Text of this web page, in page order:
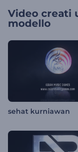
Video creati
modello
sehat kurniawan